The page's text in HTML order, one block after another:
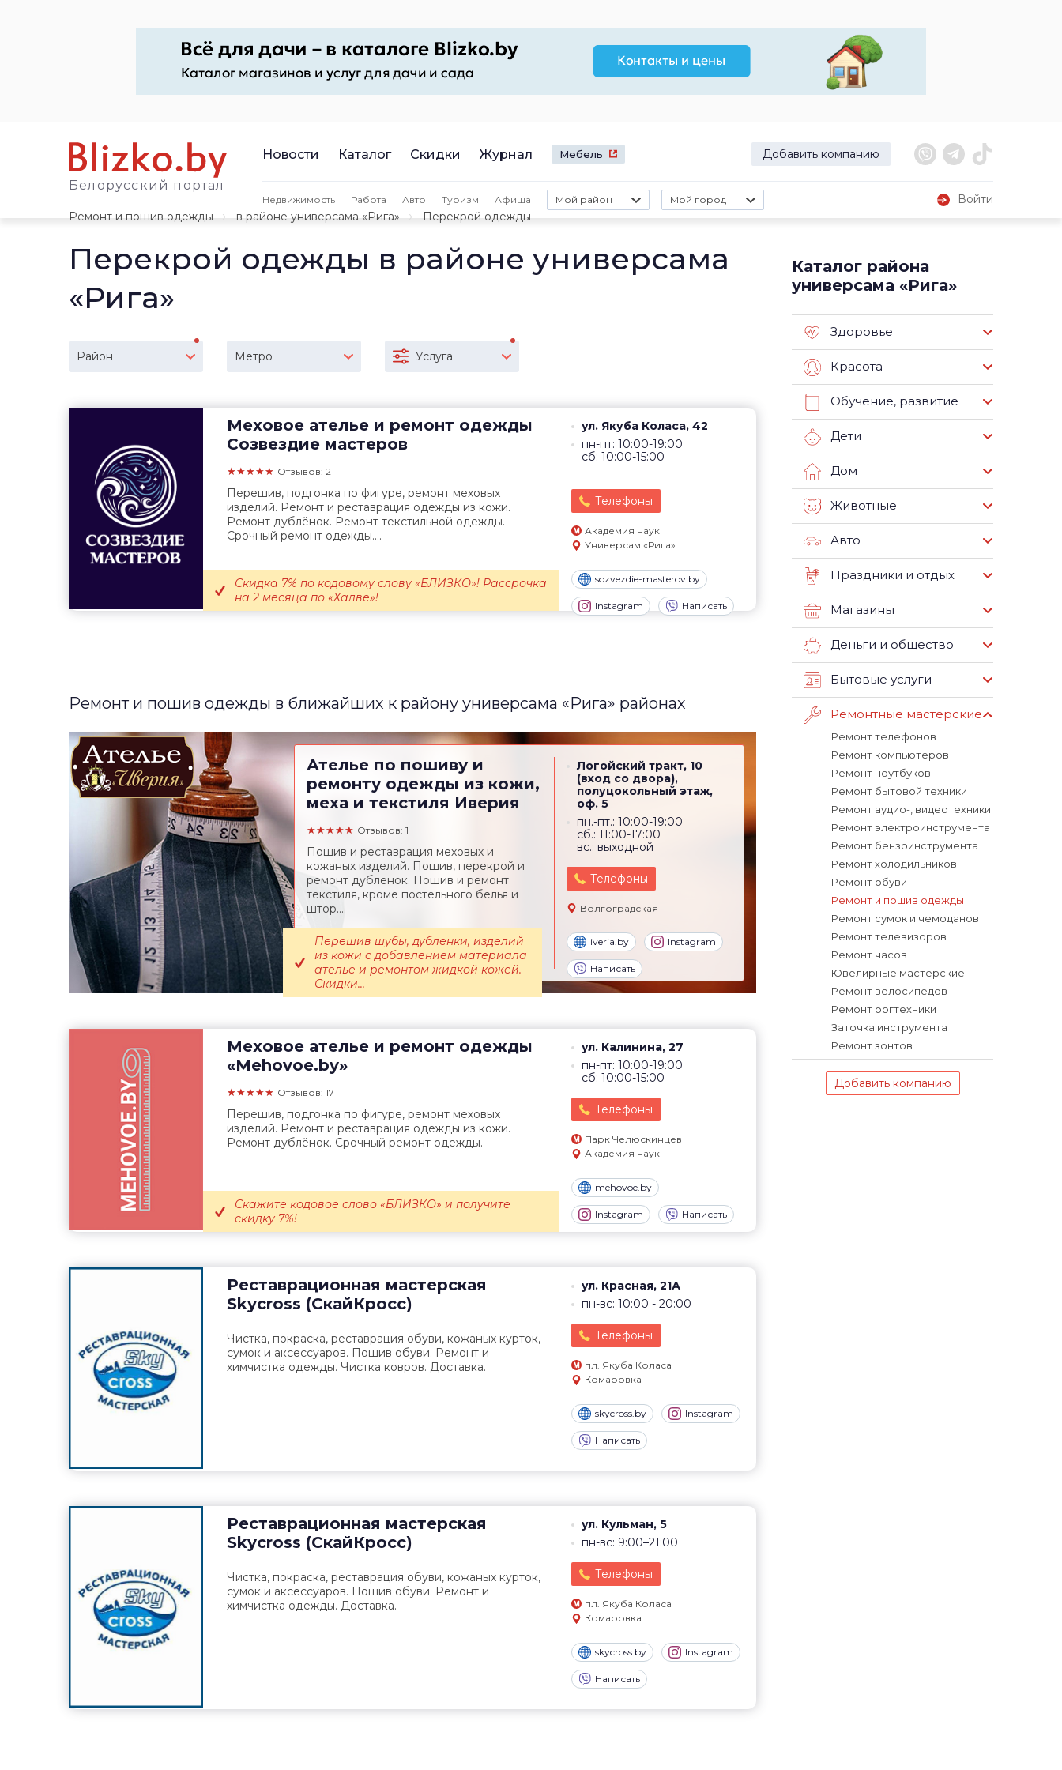
Белорусский портал
Новости Каталог Скидки Журнал Мебель Добавить компанию
Недвижимость Работа Авто Туризм Афиша Мой район Мой город
Войти
Ремонт и пошив одежды
в районе универсама «Рига» Перекрой одежды
Перекрой одежды в районе универсама
«Рига»
Район Метро Услуга
Меховое ателье и ремонт одежды
Созвездие мастеров
★★★★★ Отзывов: 21
ул. Якуба Коласа, 42
пн-пт: 10:00-19:00
сб: 10:00-15:00
Телефоны
Академия наук
Универсам «Рига»
sozvezdie-masterov.by
Instagram Написать
Перешив, подгонка по фигуре, ремонт меховых
изделий. Ремонт и реставрация одежды из кожи.
Ремонт дублёнок. Ремонт текстильной одежды.
Срочный ремонт одежды....
Скидка 7% по кодовому слову «БЛИЗКО»! Рассрочка
на 2 месяца по «Халве»!
Ремонт и пошив одежды в ближайших к району универсама «Рига» районах
Ателье по пошиву и
ремонту одежды из кожи,
меха и текстиля Иверия
★★★★★ Отзывов: 1
Логойский тракт, 10
(вход со двора),
полуцокольный этаж,
оф. 5
пн.-пт.: 10:00-19:00
сб.: 11:00-17:00
вс.: выходной
Телефоны
Волгоградская
iveria.by Instagram
Написать
Пошив и реставрация меховых и
кожаных изделий. Пошив, перекрой и
ремонт дубленок. Пошив и ремонт
текстиля, кроме постельного белья и
штор....
Перешив шубы, дубленки, изделий
из кожи с добавлением материала
ателье и ремонтом жидкой кожей.
Скидки...
Меховое ателье и ремонт одежды
«Mehovoe.by»
★★★★★ Отзывов: 17
ул. Калинина, 27
пн-пт: 10:00-19:00
сб: 10:00-15:00
Телефоны
Парк Челюскинцев
Академия наук
mehovoe.by
Instagram Написать
Перешив, подгонка по фигуре, ремонт меховых
изделий. Ремонт и реставрация одежды из кожи.
Ремонт дублёнок. Срочный ремонт одежды.
Скажите кодовое слово «БЛИЗКО» и получите
скидку 7%!
Реставрационная мастерская
Skycross (СкайКросс)
ул. Красная, 21А
пн-вс: 10:00 - 20:00
Телефоны
пл. Якуба Коласа
Комаровка
skycross.by Instagram
Написать
Чистка, покраска, реставрация обуви, кожаных курток,
сумок и аксессуаров. Пошив обуви. Ремонт и
химчистка одежды. Чистка ковров. Доставка.
Реставрационная мастерская
Skycross (СкайКросс)
ул. Кульман, 5
пн-вс: 9:00–21:00
Телефоны
пл. Якуба Коласа
Комаровка
skycross.by Instagram
Написать
Чистка, покраска, реставрация обуви, кожаных курток,
сумок и аксессуаров. Пошив обуви. Ремонт и
химчистка одежды. Доставка.
Каталог района
универсама «Рига»
Здоровье
Красота
Обучение, развитие
Дети
Дом
Животные
Авто
Праздники и отдых
Магазины
Деньги и общество
Бытовые услуги
Ремонтные мастерские
Ремонт телефонов
Ремонт компьютеров
Ремонт ноутбуков
Ремонт бытовой техники
Ремонт аудио-, видеотехники
Ремонт электроинструмента
Ремонт бензоинструмента
Ремонт холодильников
Ремонт обуви
Ремонт и пошив одежды
Ремонт сумок и чемоданов
Ремонт телевизоров
Ремонт часов
Ювелирные мастерские
Ремонт велосипедов
Ремонт оргтехники
Заточка инструмента
Ремонт зонтов
Добавить компанию